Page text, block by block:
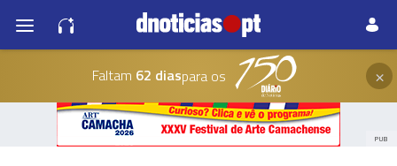
Faltam 62 diaspara os ×
PUB